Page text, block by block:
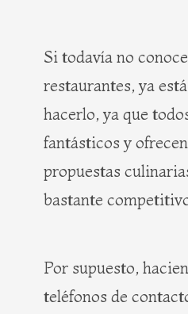
Si todavía no
restaurantes, ya
hacerlo, ya que
fantásticos y
propuestas
bastante
Por supuesto,
teléfonos de